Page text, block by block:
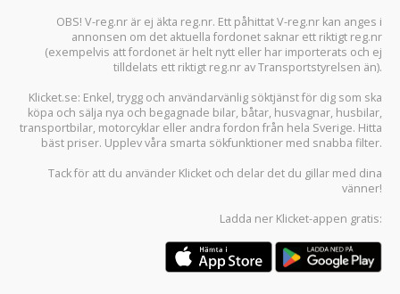
OBS! V-reg.nr är ej äkta reg.nr. Ett påhittat V-reg.nr kan anges i
annonsen om det aktuella fordonet saknar ett riktigt reg.nr
(exempelvis att fordonet är helt nytt eller har importerats och ej
tilldelats ett riktigt reg.nr av Transportstyrelsen än).
Klicket.se: Enkel, trygg och användarvänlig söktjänst för dig som ska
köpa och sälja nya och begagnade bilar, båtar, husvagnar, husbilar,
transportbilar, motorcyklar eller andra fordon från hela Sverige. Hitta
bäst priser. Upplev våra smarta sökfunktioner med snabba filter.
Tack för att du använder Klicket och delar det du gillar med dina
vänner!
Ladda ner Klicket-appen gratis: